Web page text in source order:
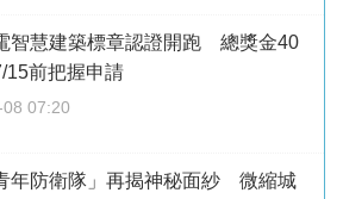
智慧建築標章認證開跑 總獎金40
前把握申請
07:20
年防衛隊」再揭神秘面紗 微縮城